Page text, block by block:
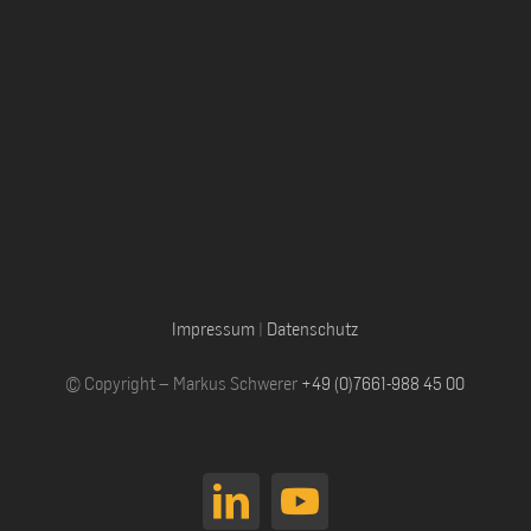
Impressum | Datenschutz
© Copyright – Markus Schwerer +49 (0)7661-988 45 00
LinkedInYouTube